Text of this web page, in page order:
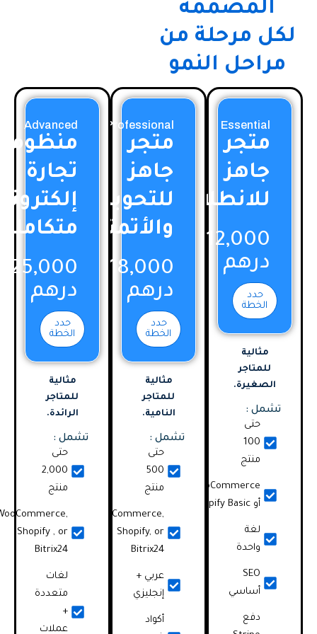
المصممة
لكل مرحلة من
مراحل النمو
Essential
متجر
جاهز
للانطلاق
12,000
درهم
حدد
الخطة
مثالية
للمتاجر
الصغيرة.
تشمل :
حتى
100
منتج
WooCommerce
أو Shopify Basic
لغة
واحدة
SEO
أساسي
دفع
Professional
متجر
جاهز
للتحويل
والأتمتة
18,000
درهم
حدد
الخطة
مثالية
للمتاجر
النامية.
تشمل :
حتى
500
منتج
WooCommerce,
Shopify, or
Bitrix24
عربي +
إنجليزي
أكواد
Advanced
منظومة
تجارة
إلكترونية
متكاملة
25,000
درهم
حدد
الخطة
مثالية
للمتاجر
الرائدة.
تشمل :
حتى
2,000
منتج
WooCommerce,
Shopify , or
Bitrix24
لغات
متعددة
+
عملات